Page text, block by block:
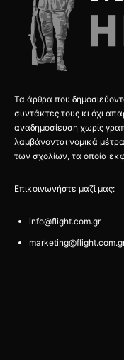
Τα άρθρα που
συντάκτες τους κι όχι
αναδημοσίευση χωρίς
λαμβάνονται νομικά
των σχολίων, τα οποία
Επικοινωνήστε μαζί μας:
info@flight.com.gr